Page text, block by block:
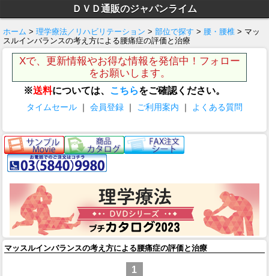
ＤＶＤ通販のジャパンライム
ホーム > 理学療法／リハビリテーション > 部位で探す > 腰・腰椎 > マッ
スルインバランスの考え方による腰痛症の評価と治療
Xで、更新情報やお得な情報を発信中！フォロー
をお願いします。
※送料については、 こちらをご確認ください。
タイムセール ｜ 会員登録 ｜ ご利用案内 ｜ よくある質問
マッスルインバランスの考え方による腰痛症の評価と治療
1